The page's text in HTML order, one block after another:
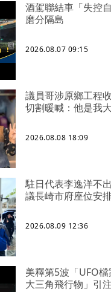
酒駕聯結車「失控
磨分隔島
2026.08.07 09:15
議員哥涉原鄉工程
切割暖喊：他是我
2026.08.08 18:09
駐日代表李逸洋不
議長崎市府座位安
2026.08.09 12:36
美釋第5波「UFO
大三角飛行物」引